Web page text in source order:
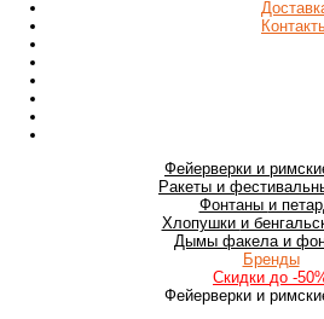
Фейерверки и
Ракеты и
Фонтаны и
Хлопушки и
Дымы факела и
Бренды
Скидки до -
Фейерверки и